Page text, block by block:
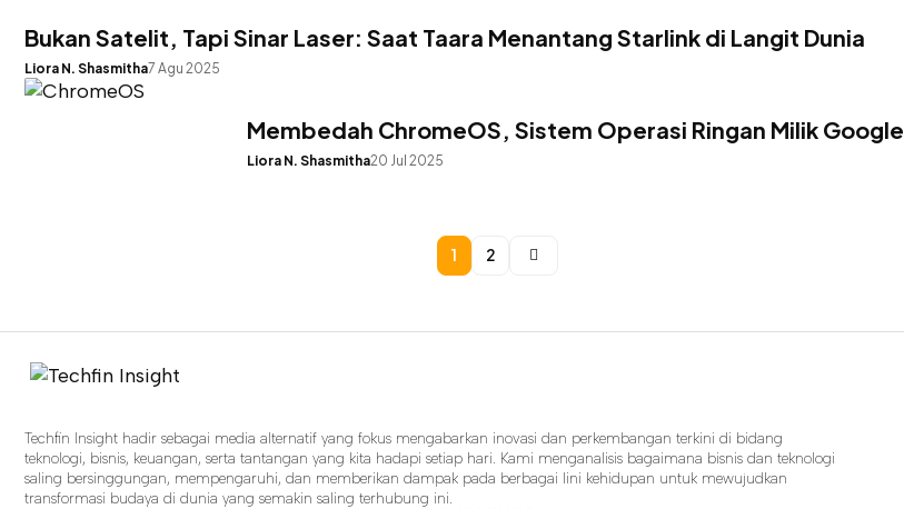
Bukan Satelit, Tapi Sinar Laser: Saat Taara Menantang Starlink di Langit Dunia
Liora N. Shasmitha7 Agu 2025
Membedah ChromeOS, Sistem Operasi Ringan Milik Google
Liora N. Shasmitha20 Jul 2025
1 2
Techfin Insight hadir sebagai media alternatif yang fokus mengabarkan inovasi dan perkembangan terkini di bidang
teknologi, bisnis, keuangan, serta tantangan yang kita hadapi setiap hari. Kami menganalisis bagaimana bisnis dan teknologi
saling bersinggungan, mempengaruhi, dan memberikan dampak pada berbagai lini kehidupan untuk mewujudkan
transformasi budaya di dunia yang semakin saling terhubung ini.